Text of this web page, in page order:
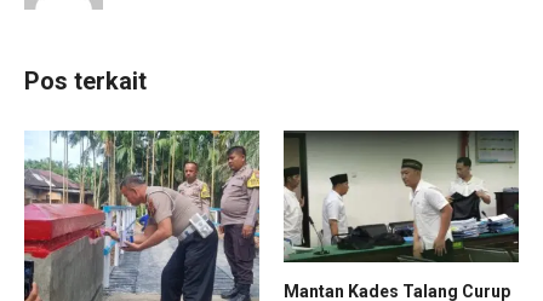
Pos terkait
Mantan Kades Talang Curup